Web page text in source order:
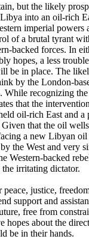
but the likely
into an oil-rich
imperial powers
of a brutal tyrant
backed forces. In
hopes, a less
be in place. The
by the London-
While recognizing
that the
oil-rich East and a
that the oil
a new Libyan oil
the West and very
Western-backed
irritating dictator.
justice,
support and
free from
hopes about the
be in their hands.